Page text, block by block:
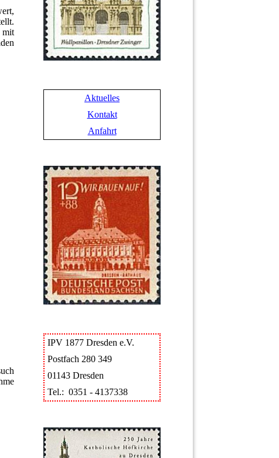
mit
Aktuelles
Kontakt
Anfahrt
IPV 1877 Dresden e.V.
Postfach 280 349
01143 Dresden
Tel.: 0351 - 4137338